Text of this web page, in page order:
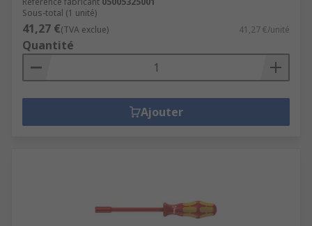
Sous-total (1 unité)
41,27 €(TVA exclue) 41,27 €/unité
Quantité
Ajouter